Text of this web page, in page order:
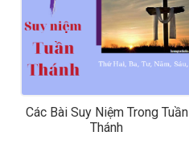
Các Bài Suy Niệm Trong Tuần
Thánh